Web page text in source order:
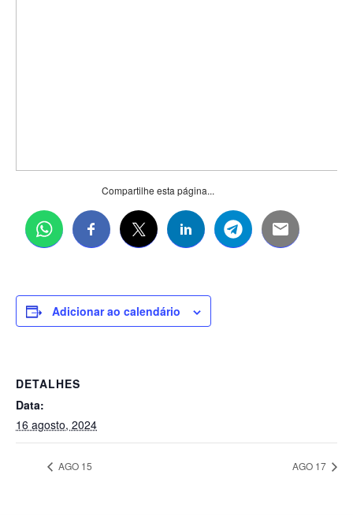
Compartilhe esta página...
Adicionar ao calendário
DETALHES
Data:
16 agosto, 2024
AGO 15 AGO 17